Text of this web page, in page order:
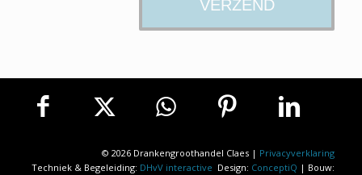
© 2026 Drankengroothandel Claes | Privacyverklaring
Techniek & Begeleiding: DHvV interactive Design: ConceptiQ | Bouw: